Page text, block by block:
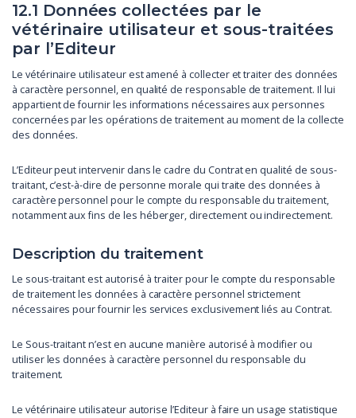
12.1 Données collectées par le
vétérinaire utilisateur et sous-traitées
par l’Editeur
Le vétérinaire utilisateur est amené à collecter et traiter des données
à caractère personnel, en qualité de responsable de traitement. Il lui
appartient de fournir les informations nécessaires aux personnes
concernées par les opérations de traitement au moment de la collecte
des données.
L’Editeur peut intervenir dans le cadre du Contrat en qualité de sous-
traitant, c’est-à-dire de personne morale qui traite des données à
caractère personnel pour le compte du responsable du traitement,
notamment aux fins de les héberger, directement ou indirectement.
Description du traitement
Le sous-traitant est autorisé à traiter pour le compte du responsable
de traitement les données à caractère personnel strictement
nécessaires pour fournir les services exclusivement liés au Contrat.
Le Sous-traitant n’est en aucune manière autorisé à modifier ou
utiliser les données à caractère personnel du responsable du
traitement.
Le vétérinaire utilisateur autorise l’Editeur à faire un usage statistique